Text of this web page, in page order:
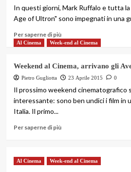
In questi giorni, Mark Ruffalo e tutta
Age of Ultron" sono impegnati in una
Per saperne di più
Al Cinema Week-end al Cinema
Weekend al Cinema, arrivano gli
Pietro Gugliotta 23 Aprile 2015 0
Il prossimo weekend cinematografico
interessante: sono ben undici i film in
Italia. Il primo...
Per saperne di più
Al Cinema Week-end al Cinema